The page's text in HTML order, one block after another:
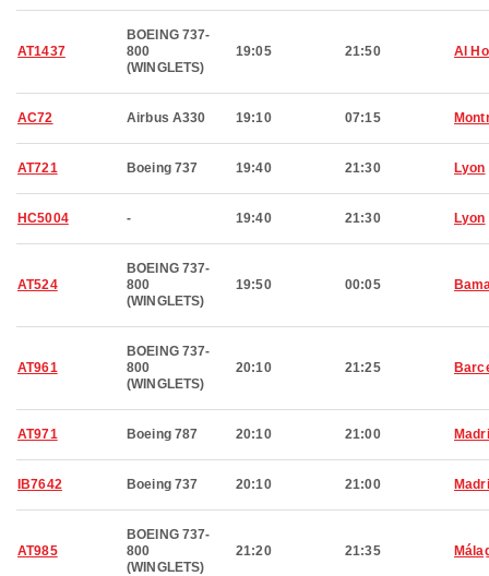
AT1437
BOEING 737-
800
(WINGLETS)
19:05 21:50 Al
AC72 Airbus A330 19:10 07:15
AT721 Boeing 737 19:40 21:30 Lyon
HC5004 - 19:40 21:30 Lyon
AT524
BOEING 737-
800
(WINGLETS)
19:50 00:05
AT961
BOEING 737-
800
(WINGLETS)
20:10 21:25
AT971 Boeing 787 20:10 21:00
IB7642 Boeing 737 20:10 21:00
AT985
BOEING 737-
800
(WINGLETS)
21:20 21:35